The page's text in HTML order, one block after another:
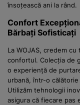
însoțească ani la rând.
Confort
Bărbați Sofisticați
La WOJAS, credem
confortul. Colecția de
o experiență de
urbană, într-o
Utilizăm tehnologii
asigura că fiecare pas